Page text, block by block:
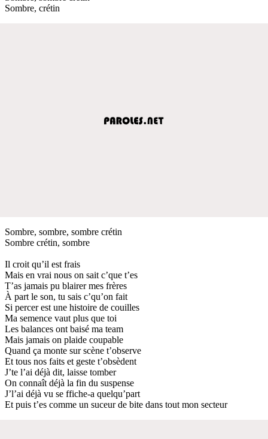
Sombre, crétin
Sombre, sombre, sombre crétin
Sombre crétin, sombre
Il croit qu’il est frais
Mais en vrai nous on sait c’que t’es
T’as jamais pu blairer mes frères
À part le son, tu sais c’qu’on fait
Si percer est une histoire de couilles
Ma semence vaut plus que toi
Les balances ont baisé ma team
Mais jamais on plaide coupable
Quand ça monte sur scène t’observe
Et tous nos faits et geste t’obsèdent
J’te l’ai déjà dit, laisse tomber
On connaît déjà la fin du suspense
J’l’ai déjà vu se ffiche-a quelqu’part
Et puis t’es comme un suceur de bite dans tout mon secteur